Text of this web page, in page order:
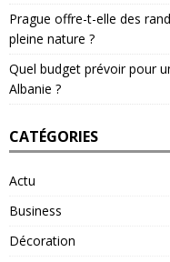
Prague offre-t-elle des
pleine nature ?
Quel budget prévoir pour
Albanie ?
CATÉGORIES
Actu
Business
Décoration